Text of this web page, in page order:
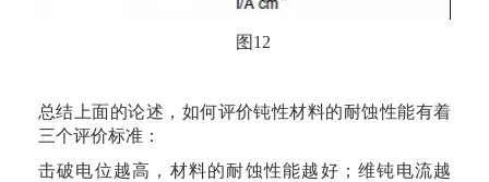
图12
总结上面的论述，如何评价钝性材料的耐蚀性能有着
三个评价标准：
击破电位越高，材料的耐蚀性能越好；维钝电流越